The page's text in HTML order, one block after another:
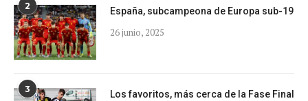
2 España, subcampeona de Europa sub-19
26 junio, 2025
3 Los favoritos, más cerca de la Fase Final